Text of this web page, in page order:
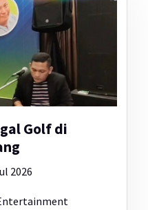
Golf di
2026